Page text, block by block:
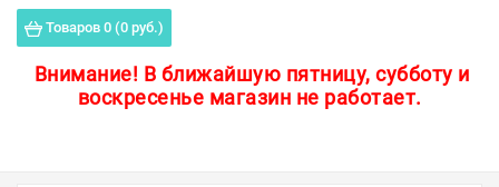
Товаров 0 (0 руб.)
Внимание! В ближайшую пятницу, субботу и
воскресенье магазин не работает.
Пороги для пола
Защитные уголки